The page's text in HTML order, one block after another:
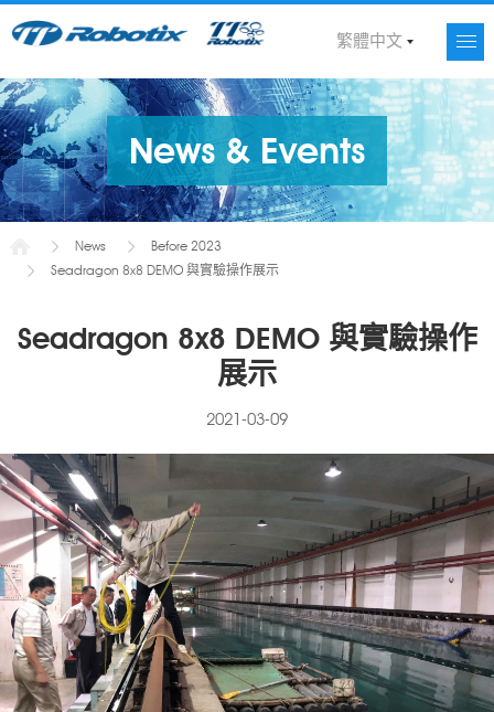
繁體中文
News & Events
News
Before 2023
Seadragon 8x8 DEMO 與實驗操作展示
Seadragon 8x8 DEMO 與實驗操作
展示
2021-03-09